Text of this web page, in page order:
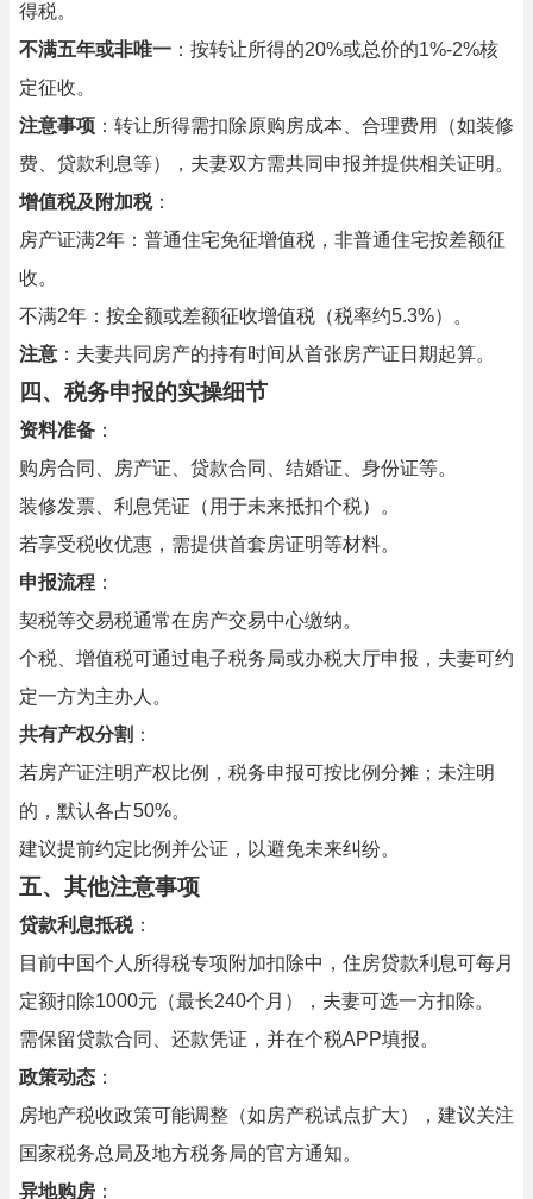
得税。
不满五年或非唯一 ：按转让所得的20%或总价的1%-2%核
定征收。
注意事项 ：转让所得需扣除原购房成本、合理费用（如装修
费、贷款利息等），夫妻双方需共同申报并提供相关证明。
增值税及附加税：
房产证满2年：普通住宅免征增值税，非普通住宅按差额征
收。
不满2年：按全额或差额征收增值税（税率约5.3%）。
注意 ：夫妻共同房产的持有时间从首张房产证日期起算。
四、税务申报的实操细节
资料准备 ：
购房合同、房产证、贷款合同、结婚证、身份证等。
装修发票、利息凭证（用于未来抵扣个税）。
若享受税收优惠，需提供首套房证明等材料。
申报流程 ：
契税等交易税通常在房产交易中心缴纳。
个税、增值税可通过电子税务局或办税大厅申报，夫妻可约
定一方为主办人。
共有产权分割 ：
若房产证注明产权比例，税务申报可按比例分摊；未注明
的，默认各占50%。
建议提前约定比例并公证，以避免未来纠纷。
五、其他注意事项
贷款利息抵税：
目前中国个人所得税专项附加扣除中，住房贷款利息可每月
定额扣除1000元（最长240个月），夫妻可选一方扣除。
需保留贷款合同、还款凭证，并在个税APP填报。
政策动态 ：
房地产税收政策可能调整（如房产税试点扩大），建议关注
国家税务总局及地方税务局的官方通知。
异地购房 ：